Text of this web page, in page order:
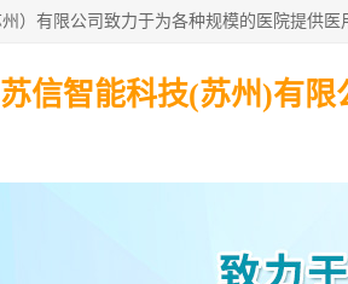
苏信智能科技(苏州)有限